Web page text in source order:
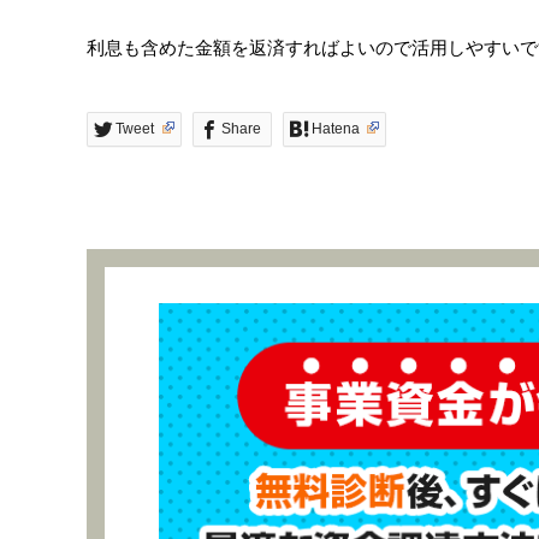
利息も含めた金額を返済すればよいので活用しやすい
Tweet Share Hatena